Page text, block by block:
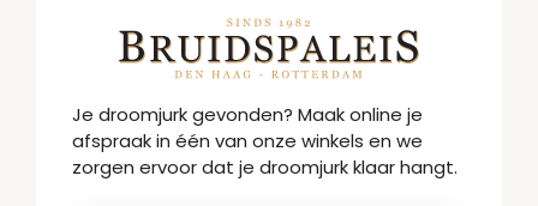
Je droomjurk gevonden? Maak online je
afspraak in één van onze winkels en we
zorgen ervoor dat je droomjurk klaar hangt.